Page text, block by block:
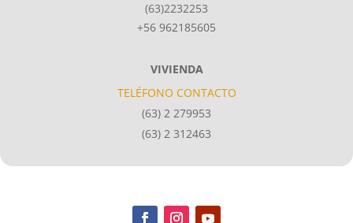
(63)2232253
+56 962185605
VIVIENDA
TELÉFONO CONTACTO
(63) 2 279953
(63) 2 312463